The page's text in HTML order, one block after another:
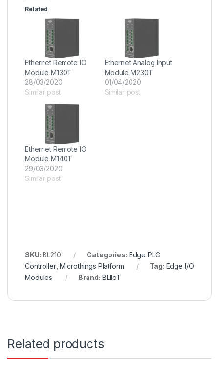
Related
Ethernet Remote IO
Module M130T
28/03/2020
Similar post
Ethernet Analog Input
Module M230T
01/04/2020
Similar post
Ethernet Remote IO
Module M140T
29/03/2020
Similar post
SKU:BL210 Categories: Edge PLC
Controller,Microthings Platform Tag: Edge I/O
Modules
Brand: BLIIoT
Related products